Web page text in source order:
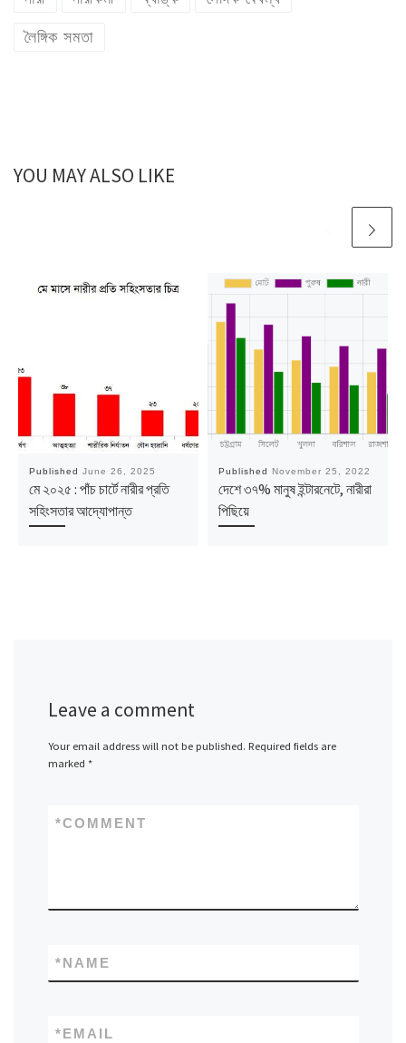
লৈঙ্গিক সমতা
YOU MAY ALSO LIKE
Published June 26, 2025
মে ২০২৫ : পাঁচ চার্টে নারীর প্রতি
সহিংসতার আদ্যোপান্ত
Published November 25, 2022
দেশে ৩৭% মানুষ ইন্টারনেটে, নারীরা
পিছিয়ে
Leave a comment
Your email address will not be published. Required fields are
marked *
COMMENT
*
NAME
*
EMAIL
*